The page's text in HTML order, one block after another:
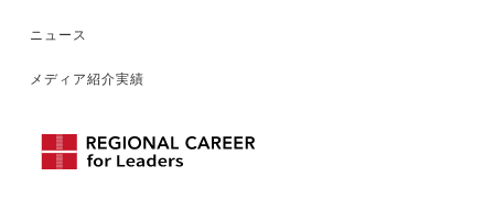
ニュース
メディア紹介実績